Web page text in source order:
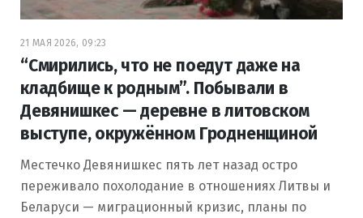
21 МАЯ 2026, 09:23
“Смирились, что не поедут даже на
кладбище к родным”. Побывали в
Девянишкес — деревне в литовском
выступе, окружённом Гродненщиной
Местечко Девянишкес пять лет назад остро
переживало похолодание в отношениях Литвы и
Беларуси — миграционный кризис, планы по